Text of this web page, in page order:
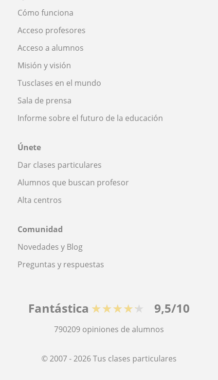
Cómo funciona
Acceso profesores
Acceso a alumnos
Misión y visión
Tusclases en el mundo
Sala de prensa
Informe sobre el futuro de la educación
Únete
Dar clases particulares
Alumnos que buscan profesor
Alta centros
Comunidad
Novedades y Blog
Preguntas y respuestas
Fantástica ★★★★★ 9,5/10
790209 opiniones de alumnos
© 2007 - 2026 Tus clases particulares